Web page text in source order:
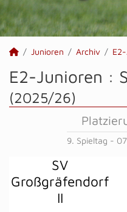
Junioren Archiv
E2-Junioren :
(2025/26)
9. Spieltag -
SV
Großgräfendorf
II